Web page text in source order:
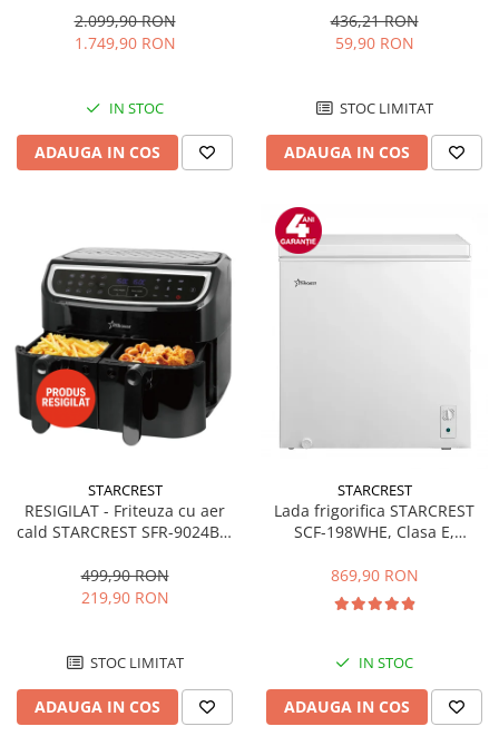
LED, H 141 cm, Negru
2.099,90 RON
1.749,90 RON
IN STOC
ADAUGA IN COS
Termostat 80 - 200 °C, 8
programe predefinite, Negru
436,21 RON
59,90 RON
STOC LIMITAT
ADAUGA IN COS
STARCREST
RESIGILAT - Friteuza cu aer
cald STARCREST SFR-9024BK,
Termostat 80 - 200 °C, 12
programe, Negru
499,90 RON
219,90 RON
STOC LIMITAT
ADAUGA IN COS
STARCREST
Lada frigorifica STARCREST
SCF-198WHE, Clasa E,
convertibil - functie frigider,
Termostat reglabil, Alb
869,90 RON
IN STOC
ADAUGA IN COS